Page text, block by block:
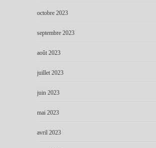
octobre 2023
septembre 2023
août 2023
juillet 2023
juin 2023
mai 2023
avril 2023